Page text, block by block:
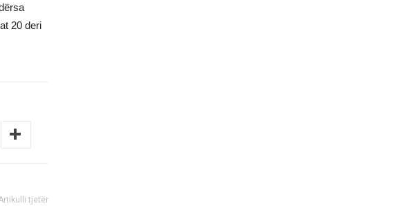
20 deri
tjetër